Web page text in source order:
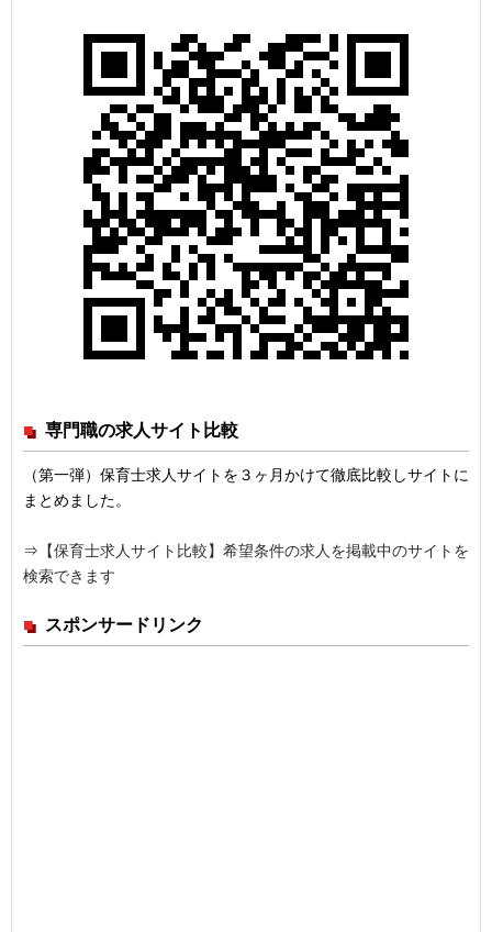
専門職の求人サイト比較
（第一弾）保育士求人サイトを３ヶ月かけて徹底比較しサイトに
まとめました。
⇒ 【保育士求人サイト比較】希望条件の求人を掲載中のサイトを
検索できます
スポンサードリンク